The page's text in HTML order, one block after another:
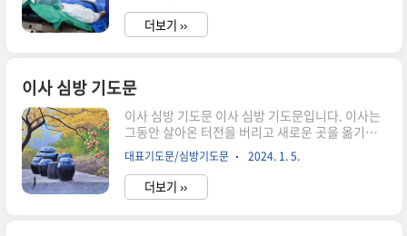
깊이를 가늠할 수 없고, 이해할 수 없지만, 하나님
은 마음 깊은 속..
셨습니다. 하지만 우리가 살아갈 때 우리가 당면한
현실을 보면 이것이 과연 하나님의 인도함인지 의
도님들과 함께 당신의 ***앞에 모였습니다. 원치
않지만 암에 걸려 치료를 받는 가운데 있습니다. 앞
으로 어떤 치료받게 될지, 어떤 일어날지 우리는 모
릅니다. 하지만 어떤 상황 속에서도 하나님의 선하
심을 믿어 의심치 않게 하옵소서. 아플 때 **님의
손을 꼭 잡아 주옵소서. 아무도 모르게 눈물 흘릴 때
주님께서 ..
더보기 ››
이사 심방 기도문
이사 심방 기도문 이사 심방 기도문입니다. 이사는
그동안 살아온 터전을 버리고 새로운 곳을 옮기는
것입니다. 아무리 이사가 일상화된 시대라 해도 이
사는 결코 쉬운 것이 아닙니다. 새로운 터전에서 잘
적응하고 복을 받도록 기도하시기 바랍니다. 이사
심방 기도문 기도제목 이사 심방의 경우 다음과 같
대표기도문/심방기도문 2024. 1. 5.
더보기 ››